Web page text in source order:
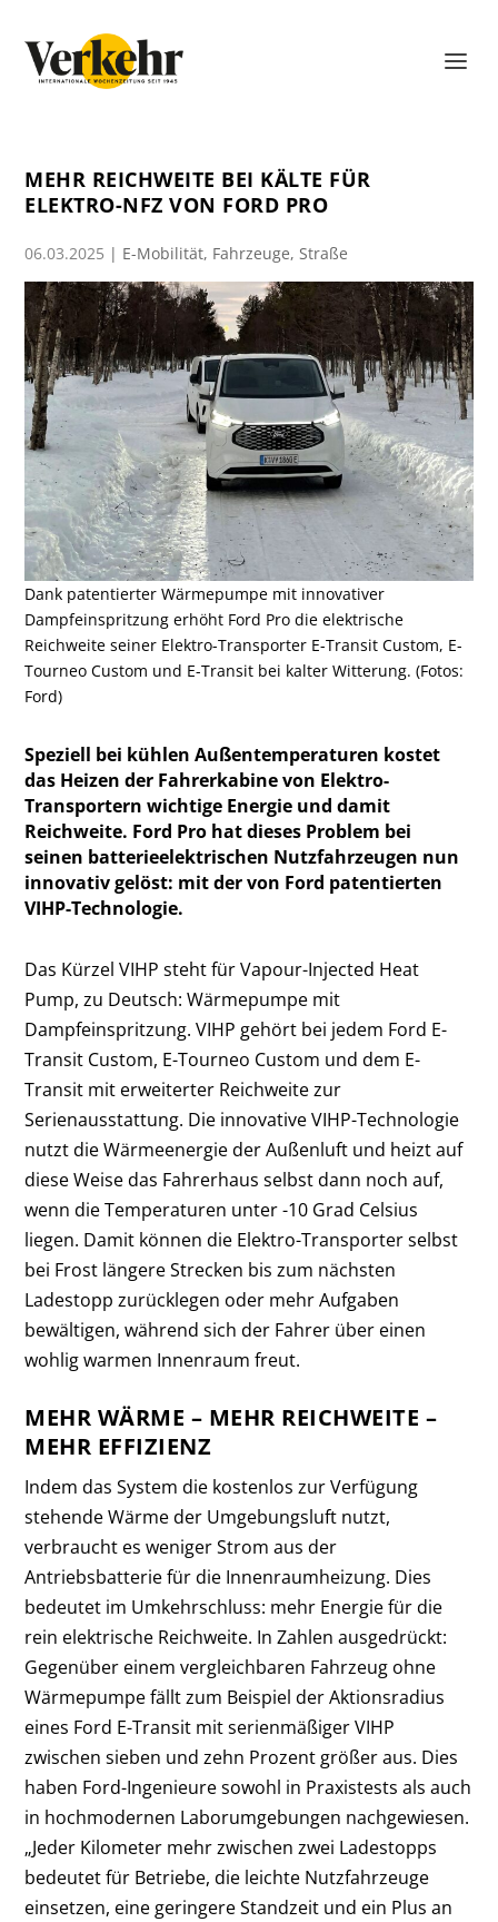
MEHR REICHWEITE BEI KÄLTE FÜR
ELEKTRO-NFZ VON FORD PRO
06.03.2025 | E-Mobilität, Fahrzeuge,Straße
Dank patentierter Wärmepumpe mit innovativer
Dampfeinspritzung erhöht Ford Pro die elektrische
Reichweite seiner Elektro-Transporter E-Transit Custom, E-
Tourneo Custom und E-Transit bei kalter Witterung. (Fotos:
Ford)
Speziell bei kühlen Außentemperaturen kostet
das Heizen der Fahrerkabine von Elektro-
Transportern wichtige Energie und damit
Reichweite. Ford Pro hat dieses Problem bei
seinen batterieelektrischen Nutzfahrzeugen nun
innovativ gelöst: mit der von Ford patentierten
VIHP-Technologie.
Das Kürzel VIHP steht für Vapour-Injected Heat
Pump, zu Deutsch: Wärmepumpe mit
Dampfeinspritzung. VIHP gehört bei jedem Ford E-
Transit Custom, E-Tourneo Custom und dem E-
Transit mit erweiterter Reichweite zur
Serienausstattung. Die innovative VIHP-Technologie
nutzt die Wärmeenergie der Außenluft und heizt auf
diese Weise das Fahrerhaus selbst dann noch auf,
wenn die Temperaturen unter -10 Grad Celsius
liegen. Damit können die Elektro-Transporter selbst
bei Frost längere Strecken bis zum nächsten
Ladestopp zurücklegen oder mehr Aufgaben
bewältigen, während sich der Fahrer über einen
wohlig warmen Innenraum freut.
MEHR WÄRME – MEHR REICHWEITE –
MEHR EFFIZIENZ
Indem das System die kostenlos zur Verfügung
stehende Wärme der Umgebungsluft nutzt,
verbraucht es weniger Strom aus der
Antriebsbatterie für die Innenraumheizung. Dies
bedeutet im Umkehrschluss: mehr Energie für die
rein elektrische Reichweite. In Zahlen ausgedrückt:
Gegenüber einem vergleichbaren Fahrzeug ohne
Wärmepumpe fällt zum Beispiel der Aktionsradius
eines Ford E-Transit mit serienmäßiger VIHP
zwischen sieben und zehn Prozent größer aus. Dies
haben Ford-Ingenieure sowohl in Praxistests als auch
in hochmodernen Laborumgebungen nachgewiesen.
„Jeder Kilometer mehr zwischen zwei Ladestopps
bedeutet für Betriebe, die leichte Nutzfahrzeuge
einsetzen, eine geringere Standzeit und ein Plus an